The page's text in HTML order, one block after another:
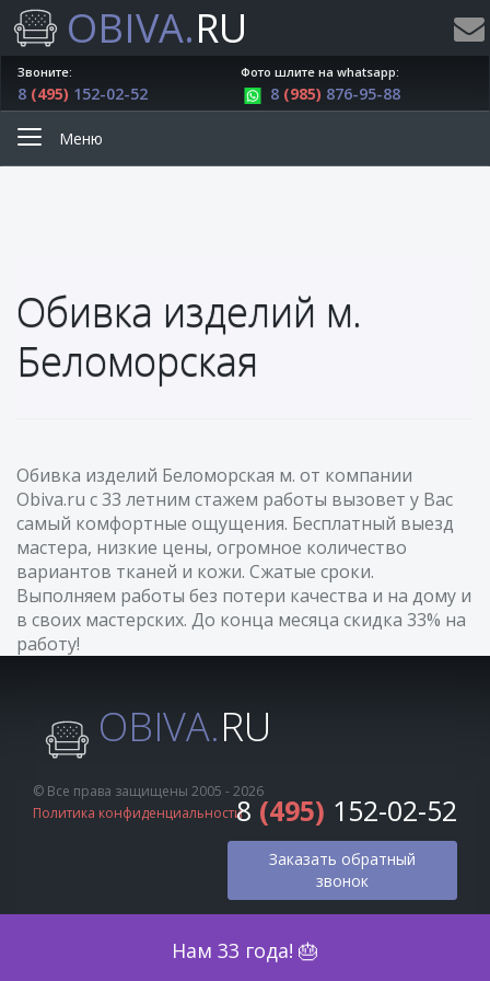
OBIVA.RU
Нам 33 года! 🎂
Звоните:
8 (495) 152-02-52
Фото шлите на whatsapp:
8 (985) 876-95-88
Меню
Обивка изделий м.
Беломорская
Обивка изделий Беломорская м. от компании
Obiva.ru с 33 летним стажем работы вызовет у Вас
самый комфортные ощущения. Бесплатный выезд
мастера, низкие цены, огромное количество
вариантов тканей и кожи. Сжатые сроки.
Выполняем работы без потери качества и на дому и
в своих мастерских. До конца месяца скидка 33% на
работу!
OBIVA.RU
© Все права защищены 2005 - 2026
Политика конфиденциальности8 (495) 152-02-52
Заказать обратный
звонок